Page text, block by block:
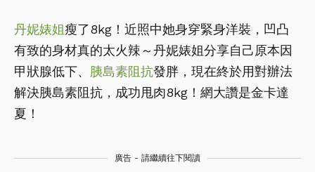
丹妮婊姐瘦了8kg！近照中她身穿緊身洋裝，凹凸
有致的身材真的太火辣～丹妮婊姐分享自己原本因
甲狀腺低下、
胰島素阻抗發胖，現在終於用對辦法
解決胰島素阻抗，成功甩肉8kg！網大讚是金卡達
夏！
廣告 - 請繼續往下閱讀